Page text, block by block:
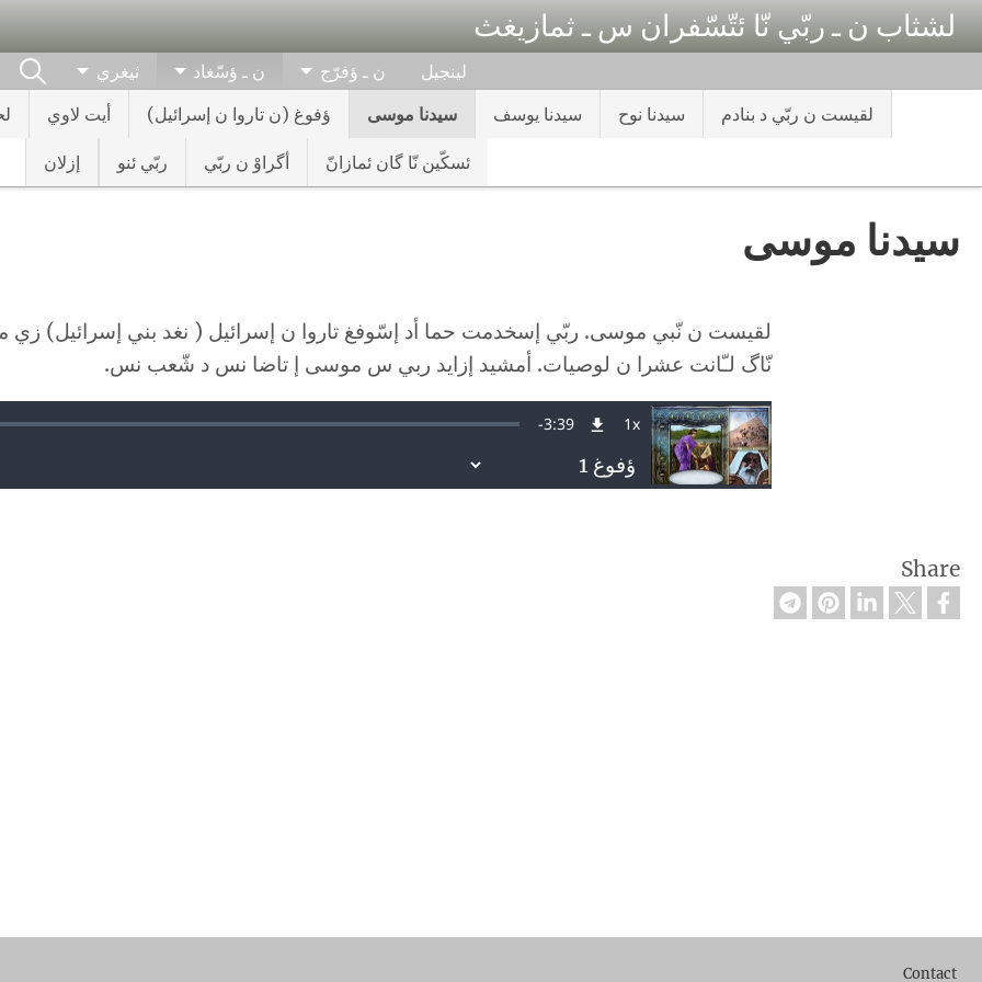
Skip to main content
لشثاب ن ـ ربّي نّا ئتّسّفران س ـ ثمازيغث
لينجيل ن ـ ؤفرّج
ن ـ ؤسّغاد
لقيست ن ربّي د بنادم
سيدنا نوح سيدنا يوسف سيدنا موسى ؤفوغ (ن تاروا ن إسرائيل) أيت لاوي
ئسكّين نّا گان ئمازانّ أگراوْ ن ربّي ربّي ئنو إزلان
ثيغري
سيدنا موسى
لقيست ن نّبي موسى. ربّي إسخدمت حما أد إسّوفغ تاروا ن إسرائيل ( نغد بني إسرائيل) زي
نّاگ لـّانت عشرا ن لوصيات. أمشيد إزايد ربي س موسى إ تاضا نس د شّعب نس.
Remaining
-3:39 1xPlayback
Rate
Share
Footer
Contact